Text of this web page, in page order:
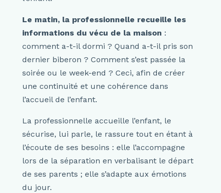
Le matin, la professionnelle recueille les
informations du vécu de la maison :
comment a-t-il dormi ? Quand a-t-il pris son
dernier biberon ? Comment s’est passée la
soirée ou le week-end ? Ceci, afin de créer
une continuité et une cohérence dans
l’accueil de l’enfant.
La professionnelle accueille l’enfant, le
sécurise, lui parle, le rassure tout en étant à
l’écoute de ses besoins : elle l’accompagne
lors de la séparation en verbalisant le départ
de ses parents ; elle s’adapte aux émotions
du jour.